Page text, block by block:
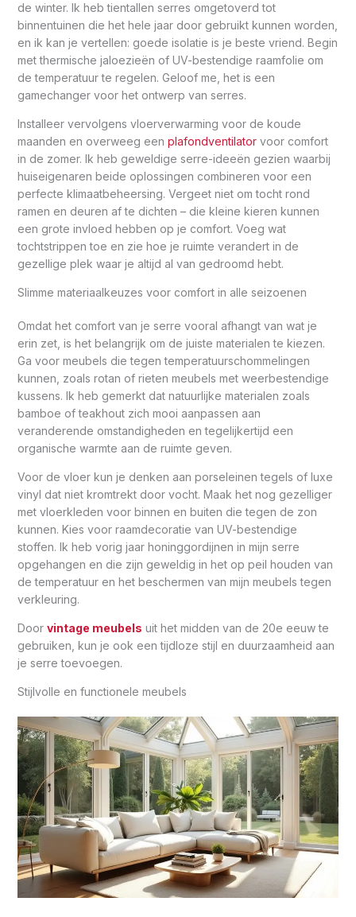
de winter. Ik heb tientallen serres omgetoverd tot
binnentuinen die het hele jaar door gebruikt kunnen worden,
en ik kan je vertellen: goede isolatie is je beste vriend. Begin
met thermische jaloezieën of UV-bestendige raamfolie om
de temperatuur te regelen. Geloof me, het is een
gamechanger voor het ontwerp van serres.
Installeer vervolgens vloerverwarming voor de koude
maanden en overweeg een plafondventilatorvoor comfort
in de zomer. Ik heb geweldige serre-ideeën gezien waarbij
huiseigenaren beide oplossingen combineren voor een
perfecte klimaatbeheersing. Vergeet niet om tocht rond
ramen en deuren af te dichten – die kleine kieren kunnen
een grote invloed hebben op je comfort. Voeg wat
tochtstrippen toe en zie hoe je ruimte verandert in de
gezellige plek waar je altijd al van gedroomd hebt.
Slimme materiaalkeuzes voor comfort in alle seizoenen
Omdat het comfort van je serre vooral afhangt van wat je
erin zet, is het belangrijk om de juiste materialen te kiezen.
Ga voor meubels die tegen temperatuurschommelingen
kunnen, zoals rotan of rieten meubels met weerbestendige
kussens. Ik heb gemerkt dat natuurlijke materialen zoals
bamboe of teakhout zich mooi aanpassen aan
veranderende omstandigheden en tegelijkertijd een
organische warmte aan de ruimte geven.
Voor de vloer kun je denken aan porseleinen tegels of luxe
vinyl dat niet kromtrekt door vocht. Maak het nog gezelliger
met vloerkleden voor binnen en buiten die tegen de zon
kunnen. Kies voor raamdecoratie van UV-bestendige
stoffen. Ik heb vorig jaar honinggordijnen in mijn serre
opgehangen en die zijn geweldig in het op peil houden van
de temperatuur en het beschermen van mijn meubels tegen
verkleuring.
Door vintage meubels uit het midden van de 20e eeuw te
gebruiken, kun je ook een tijdloze stijl en duurzaamheid aan
je serre toevoegen.
Stijlvolle en functionele meubels